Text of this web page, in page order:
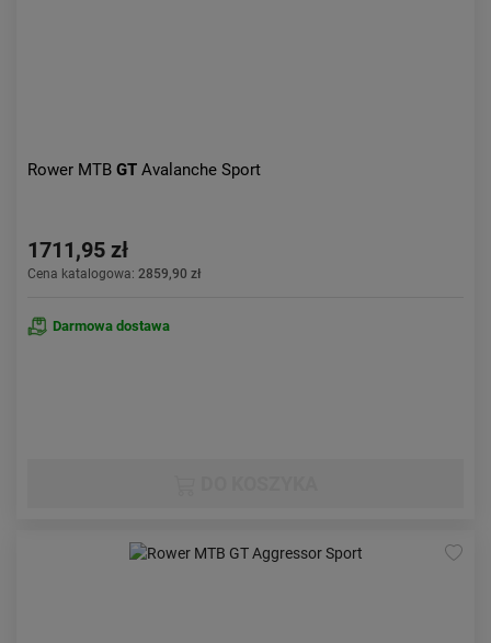
Rower MTB GT Avalanche Sport
1711,95 zł
Cena katalogowa: 2859,90 zł
Darmowa dostawa